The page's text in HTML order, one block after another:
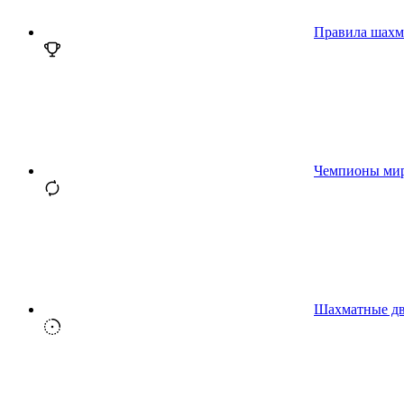
Правила
Чемпионы
Шахматные